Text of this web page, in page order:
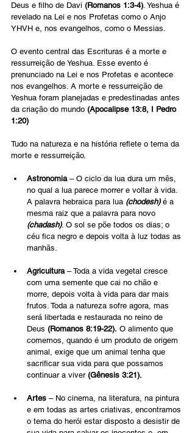
Deus e filho de Davi (Romanos 1:3-4). Yeshua é
revelado na Lei e nos Profetas como o Anjo
YHVH e, nos evangelhos, como o Messias.
O evento central das Escrituras é a morte e
ressurreição de Yeshua. Esse evento é
prenunciado na Lei e nos Profetas e acontece
nos evangelhos. A morte e ressurreição de
Yeshua foram planejadas e predestinadas antes
da criação do mundo (Apocalipse 13:8, I Pedro
1:20)
Tudo na natureza e na história reflete o tema da
morte e ressurreição.
Astronomia – O ciclo da lua dura um mês,
no qual a lua parece morrer e voltar à vida.
A palavra hebraica para lua (chodesh) é a
mesma raiz que a palavra para novo
(chadash). O sol se põe todos os dias; o
céu fica negro e depois volta à luz todas as
manhãs.
Agricultura – Toda a vida vegetal cresce
com uma semente que cai no chão e
morre, depois volta à vida para dar mais
frutos. Toda a natureza sofre agora, mas
será libertada e restaurada no reino de
Deus (Romanos 8:19-22). O alimento que
comemos, quando é um produto de origem
animal, exige que um animal tenha que
sacrificar sua vida para que possamos
continuar a viver (Gênesis 3:21).
Artes – No cinema, na literatura, na pintura
e em todas as artes criativas, encontramos
o tema do herói estar disposto a desistir de